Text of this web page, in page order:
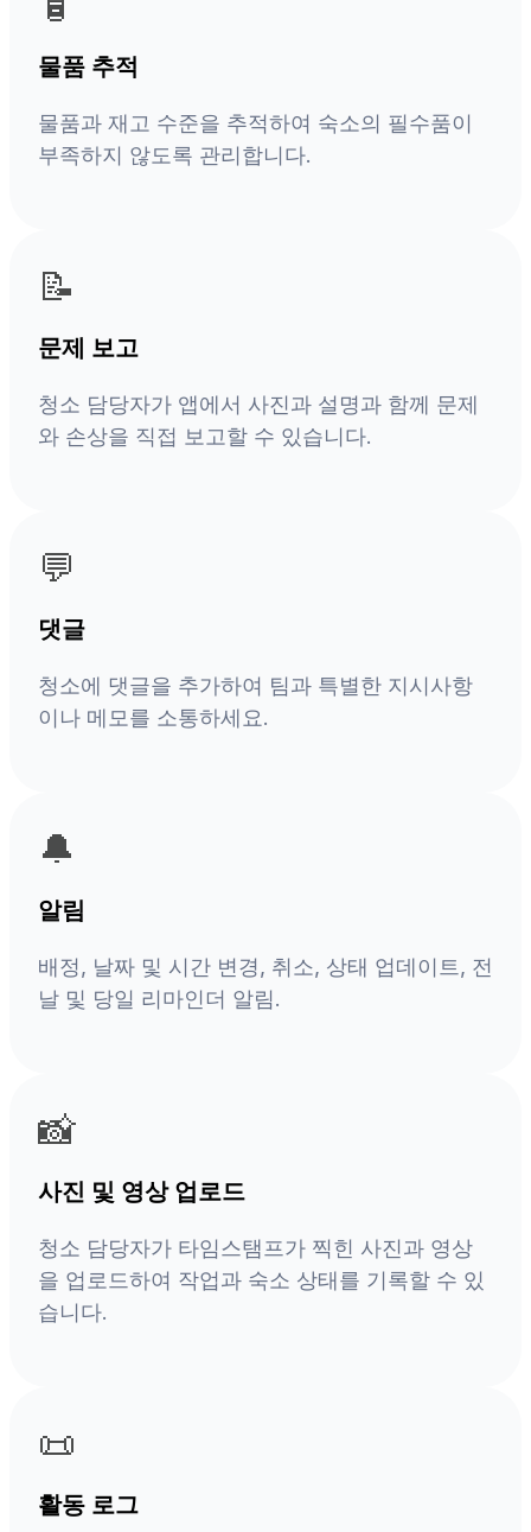
물품 추적
물품과 재고 수준을 추적하여 숙소의 필수품이
부족하지 않도록 관리합니다.
📝
문제 보고
청소 담당자가 앱에서 사진과 설명과 함께 문제
와 손상을 직접 보고할 수 있습니다.
💬
댓글
청소에 댓글을 추가하여 팀과 특별한 지시사항
이나 메모를 소통하세요.
🔔
알림
배정, 날짜 및 시간 변경, 취소, 상태 업데이트, 전
날 및 당일 리마인더 알림.
📸
사진 및 영상 업로드
청소 담당자가 타임스탬프가 찍힌 사진과 영상
을 업로드하여 작업과 숙소 상태를 기록할 수 있
습니다.
📜
활동 로그